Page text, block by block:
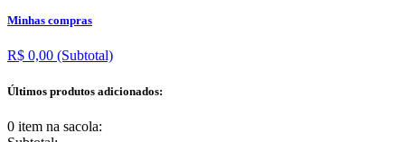
Minhas compras
R$ 0,00 (Subtotal)
Últimos produtos adicionados:
0 item na sacola: